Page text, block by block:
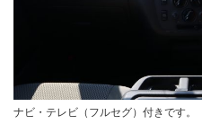
ナビ・テレビ（フルセグ）付きです。